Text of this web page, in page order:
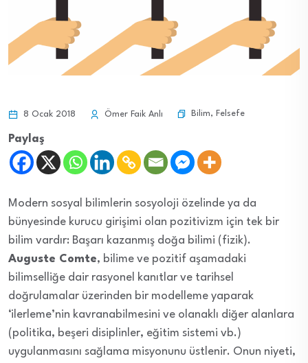
8 Ocak 2018 Ömer Faik Anlı Bilim, Felsefe
Paylaş
Modern sosyal bilimlerin sosyoloji özelinde ya da
bünyesinde kurucu girişimi olan pozitivizm için tek bir
bilim vardır: Başarı kazanmış doğa bilimi (fizik).
Auguste Comte, bilime ve pozitif aşamadaki
bilimselliğe dair rasyonel kanıtlar ve tarihsel
doğrulamalar üzerinden bir modelleme yaparak
‘ilerleme’nin kavranabilmesini ve olanaklı diğer alanlara
(politika, beşeri disiplinler, eğitim sistemi vb.)
uygulanmasını sağlama misyonunu üstlenir. Onun niyeti,